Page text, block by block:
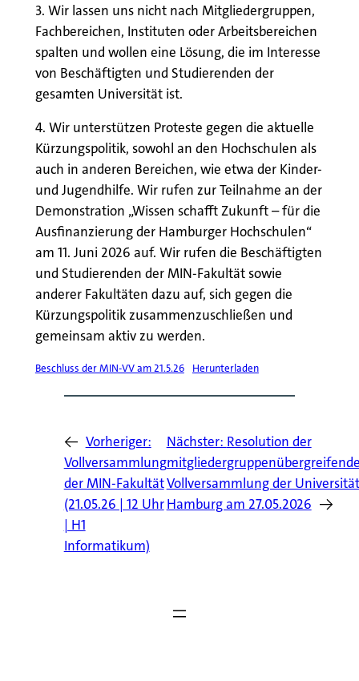
3. Wir lassen uns nicht nach Mitgliedergruppen,
Fachbereichen, Instituten oder Arbeitsbereichen
spalten und wollen eine Lösung, die im Interesse
von Beschäftigten und Studierenden der
gesamten Universität ist.
4. Wir unterstützen Proteste gegen die aktuelle
Kürzungspolitik, sowohl an den Hochschulen als
auch in anderen Bereichen, wie etwa der Kinder-
und Jugendhilfe. Wir rufen zur Teilnahme an der
Demonstration „Wissen schafft Zukunft – für die
Ausfinanzierung der Hamburger Hochschulen“
am 11. Juni 2026 auf. Wir rufen die Beschäftigten
und Studierenden der MIN-Fakultät sowie
anderer Fakultäten dazu auf, sich gegen die
Kürzungspolitik zusammenzuschließen und
gemeinsam aktiv zu werden.
Beschluss der MIN-VV am 21.5.26 Herunterladen
← Vorheriger:
Vollversammlung
der MIN-Fakultät
(21.05.26 | 12 Uhr
| H1
Informatikum)
Nächster: Resolution der
Vollversammlung der Universität
Hamburg am 27.05.2026 →